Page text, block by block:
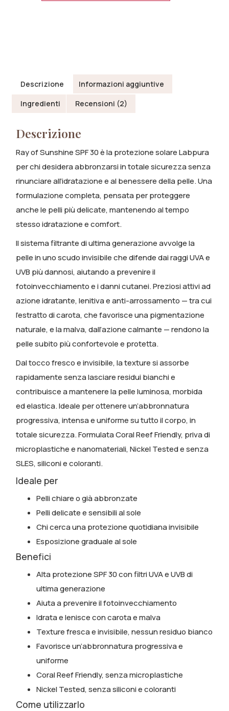
Descrizione Informazioni aggiuntive
Ingredienti Recensioni (2)
Descrizione
Ray of Sunshine SPF 30 è la protezione solare Labpura
per chi desidera abbronzarsi in totale sicurezza senza
rinunciare all’idratazione e al benessere della pelle. Una
formulazione completa, pensata per proteggere
anche le pelli più delicate, mantenendo al tempo
stesso idratazione e comfort.
Il sistema filtrante di ultima generazione avvolge la
pelle in uno scudo invisibile che difende dai raggi UVA e
UVB più dannosi, aiutando a prevenire il
fotoinvecchiamento e i danni cutanei. Preziosi attivi ad
azione idratante, lenitiva e anti-arrossamento — tra cui
l’estratto di carota, che favorisce una pigmentazione
naturale, e la malva, dall’azione calmante — rendono la
pelle subito più confortevole e protetta.
Dal tocco fresco e invisibile, la texture si assorbe
rapidamente senza lasciare residui bianchi e
contribuisce a mantenere la pelle luminosa, morbida
ed elastica. Ideale per ottenere un’abbronnatura
progressiva, intensa e uniforme su tutto il corpo, in
totale sicurezza. Formulata Coral Reef Friendly, priva di
microplastiche e nanomateriali, Nickel Tested e senza
SLES, siliconi e coloranti.
Ideale per
Pelli chiare o già abbronzate
Pelli delicate e sensibili al sole
Chi cerca una protezione quotidiana invisibile
Esposizione graduale al sole
Benefici
Alta protezione SPF 30 con filtri UVA e UVB di
ultima generazione
Aiuta a prevenire il fotoinvecchiamento
Idrata e lenisce con carota e malva
Texture fresca e invisibile, nessun residuo bianco
Favorisce un’abbronnatura progressiva e
uniforme
Coral Reef Friendly, senza microplastiche
Nickel Tested, senza siliconi e coloranti
Come utilizzarlo